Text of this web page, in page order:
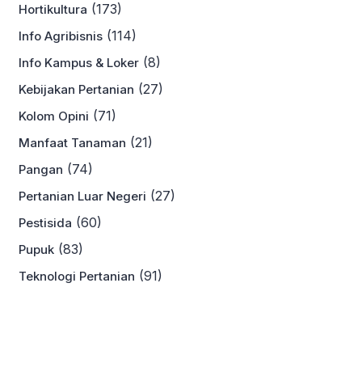
Hortikultura (173)
Info Agribisnis (114)
Info Kampus & Loker (8)
Kebijakan Pertanian (27)
Kolom Opini (71)
Manfaat Tanaman (21)
Pangan (74)
Pertanian Luar Negeri (27)
Pestisida (60)
Pupuk (83)
Teknologi Pertanian (91)